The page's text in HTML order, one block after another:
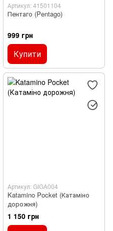
Артикул: 41501104
Пентаго (Pentago)
999 грн
Купити
Артикул: GIGA004
Katamino Pocket (Катаміно
дорожня)
1 150 грн